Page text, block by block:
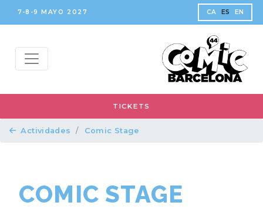
7-8-9 MAYO 2027 CA ES EN
TICKETS
Actividades Comic Stage
COMIC STAGE